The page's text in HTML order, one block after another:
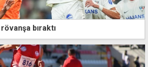
bıraktı